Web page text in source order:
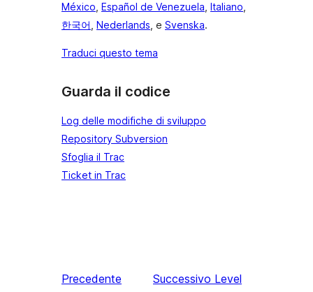
México, Español de Venezuela, Italiano,
한국어, Nederlands, e Svenska.
Traduci questo tema
Guarda il codice
Log delle modifiche di sviluppo
Repository Subversion
Sfoglia il Trac
Ticket in Trac
Precedente
Successivo Level